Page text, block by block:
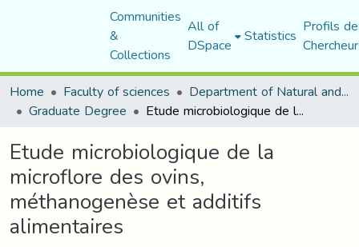
Communities
&
Collections
All of
DSpace Statistics Profils
Home
Faculty of sciences Department of Natural and Life Sciences
Graduate Degree Etude microbiologique de la microflore des ovins, méthanogenèse et additifs alimentaires
Etude microbiologique de la
microflore des ovins,
méthanogenèse et additifs
alimentaires